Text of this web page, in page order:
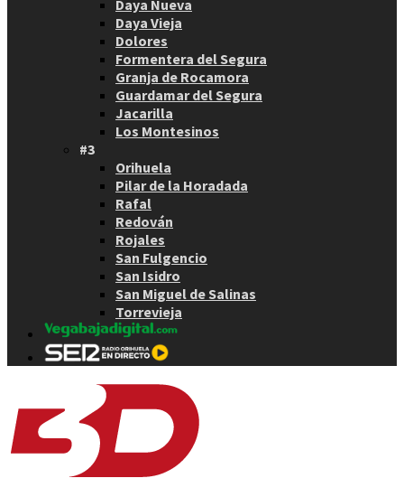
Daya Nueva
Daya Vieja
Dolores
Formentera del Segura
Granja de Rocamora
Guardamar del Segura
Jacarilla
Los Montesinos
#3
Orihuela
Pilar de la Horadada
Rafal
Redován
Rojales
San Fulgencio
San Isidro
San Miguel de Salinas
Torrevieja